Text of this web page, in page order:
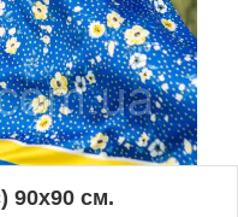
90х90 см.